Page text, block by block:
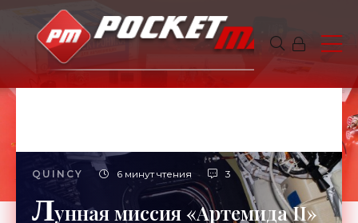
QUINCY 6 минут чтения 3
Лунная миссия «Артемида II»